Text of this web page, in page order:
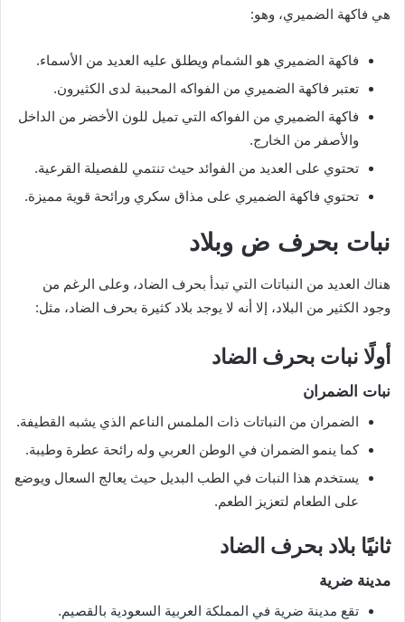
هي فاكهة الضميري، وهو:
فاكهة الضميري هو الشمام ويطلق عليه العديد من الأسماء.
تعتبر فاكهة الضميري من الفواكه المحببة لدى الكثيرون.
فاكهة الضميري من الفواكه التي تميل للون الأخضر من الداخل
والأصفر من الخارج.
تحتوي على العديد من الفوائد حيث تنتمي للفصيلة القرعية.
تحتوي فاكهة الضميري على مذاق سكري ورائحة قوية مميزة.
نبات بحرف ض وبلاد
هناك العديد من النباتات التي تبدأ بحرف الضاد، وعلى الرغم من
وجود الكثير من البلاد، إلا أنه لا يوجد بلاد كثيرة بحرف الضاد، مثل:
أولًا نبات بحرف الضاد
نبات الضمران
الضمران من النباتات ذات الملمس الناعم الذي يشبه القطيفة.
كما ينمو الضمران في الوطن العربي وله رائحة عطرة وطيبة.
يستخدم هذا النبات في الطب البديل حيث يعالج السعال ويوضع
على الطعام لتعزيز الطعم.
ثانيًا بلاد بحرف الضاد
مدينة ضرية
تقع مدينة ضرية في المملكة العربية السعودية بالقصيم.